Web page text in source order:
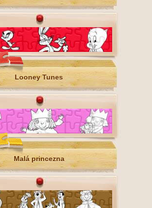
Looney Tunes
Malá princezna